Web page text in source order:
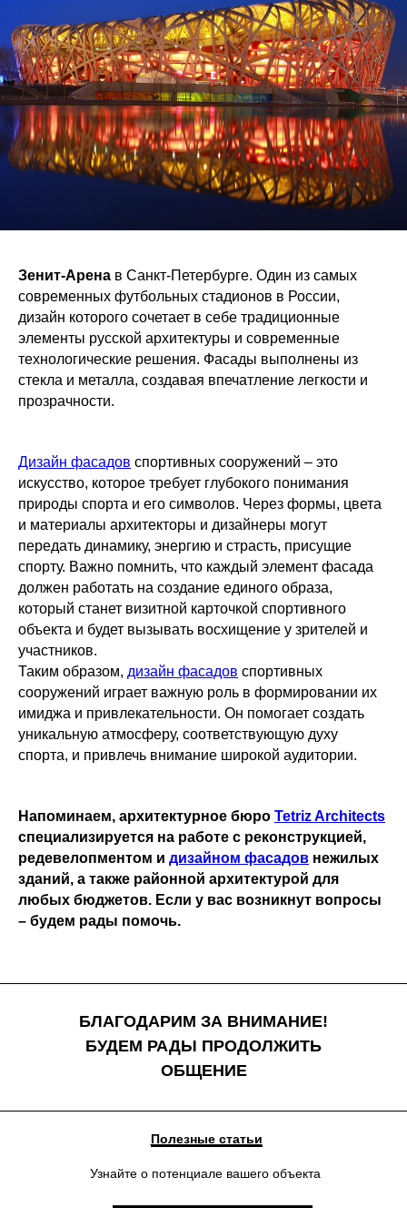
Зенит-Арена в Санкт-Петербурге. Один из самых
современных футбольных стадионов в России,
дизайн которого сочетает в себе традиционные
элементы русской архитектуры и современные
технологические решения. Фасады выполнены из
стекла и металла, создавая впечатление легкости и
прозрачности.
Дизайн фасадов спортивных сооружений – это
искусство, которое требует глубокого понимания
природы спорта и его символов. Через формы, цвета
и материалы архитекторы и дизайнеры могут
передать динамику, энергию и страсть, присущие
спорту. Важно помнить, что каждый элемент фасада
должен работать на создание единого образа,
который станет визитной карточкой спортивного
объекта и будет вызывать восхищение у зрителей и
участников.
Таким образом, дизайн фасадов спортивных
сооружений играет важную роль в формировании их
имиджа и привлекательности. Он помогает создать
уникальную атмосферу, соответствующую духу
спорта, и привлечь внимание широкой аудитории.
Напоминаем, архитектурное бюро Tetriz Architects
специализируется на работе с реконструкцией,
редевелопментом и дизайном фасадов нежилых
зданий, а также районной архитектурой для
любых бюджетов. Если у вас возникнут вопросы
– будем рады помочь.
БЛАГОДАРИМ ЗА ВНИМАНИЕ!
БУДЕМ РАДЫ ПРОДОЛЖИТЬ
ОБЩЕНИЕ
Узнайте о потенциале вашего объекта
Полезные статьи